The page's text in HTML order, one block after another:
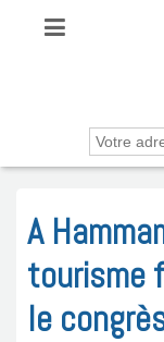
A
tourisme
le